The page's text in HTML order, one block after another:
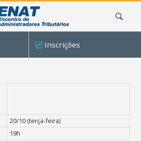
Inscrições
20/10 (terça-feira)
19h